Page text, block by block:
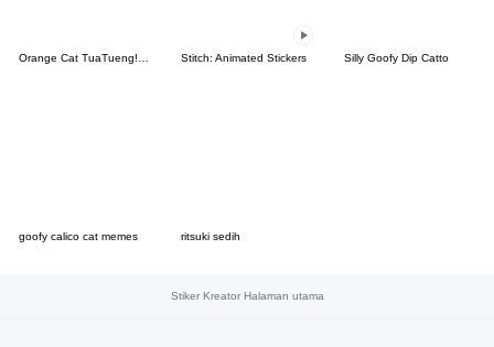
Orange Cat TuaTueng! (ENG) Stitch: Animated Stickers Silly Goofy Dip Catto
goofy calico cat memes ritsuki sedih
Stiker Kreator Halaman utama